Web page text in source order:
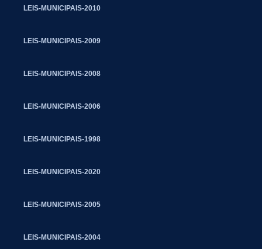
LEIS-MUNICIPAIS-2010
LEIS-MUNICIPAIS-2009
LEIS-MUNICIPAIS-2008
LEIS-MUNICIPAIS-2006
LEIS-MUNICIPAIS-1998
LEIS-MUNICIPAIS-2020
LEIS-MUNICIPAIS-2005
LEIS-MUNICIPAIS-2004